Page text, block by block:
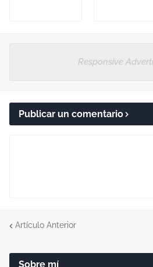
Responsive
Publicar un comentario
Artículo Anterior
Sobre mí